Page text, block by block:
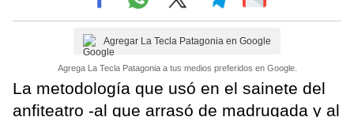
Agregar La Tecla Patagonia en Google
Agrega La Tecla Patagonia a tus medios preferidos en Google.
La metodología que usó en el sainete del
anfiteatro -al que arrasó de madrugada y al